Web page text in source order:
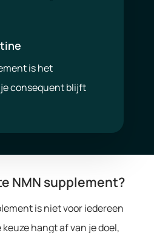
is het
consequent blijft
NMN supplement?
is niet voor iedereen
hangt af van je doel,